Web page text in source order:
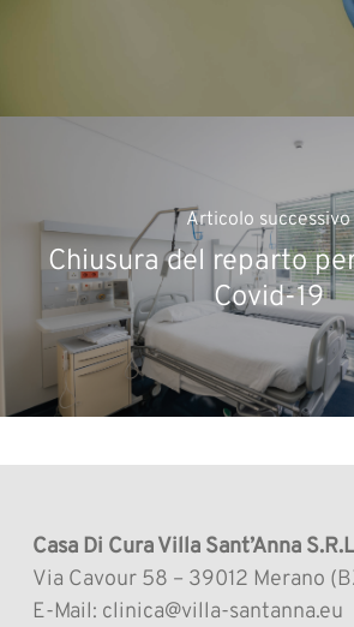
Articolo successivo
Chiusura del reparto
Covid-19
Casa Di Cura Villa Sant’Anna
Via Cavour 58 – 39012 Merano
E-Mail: clinica@villa-santanna.eu